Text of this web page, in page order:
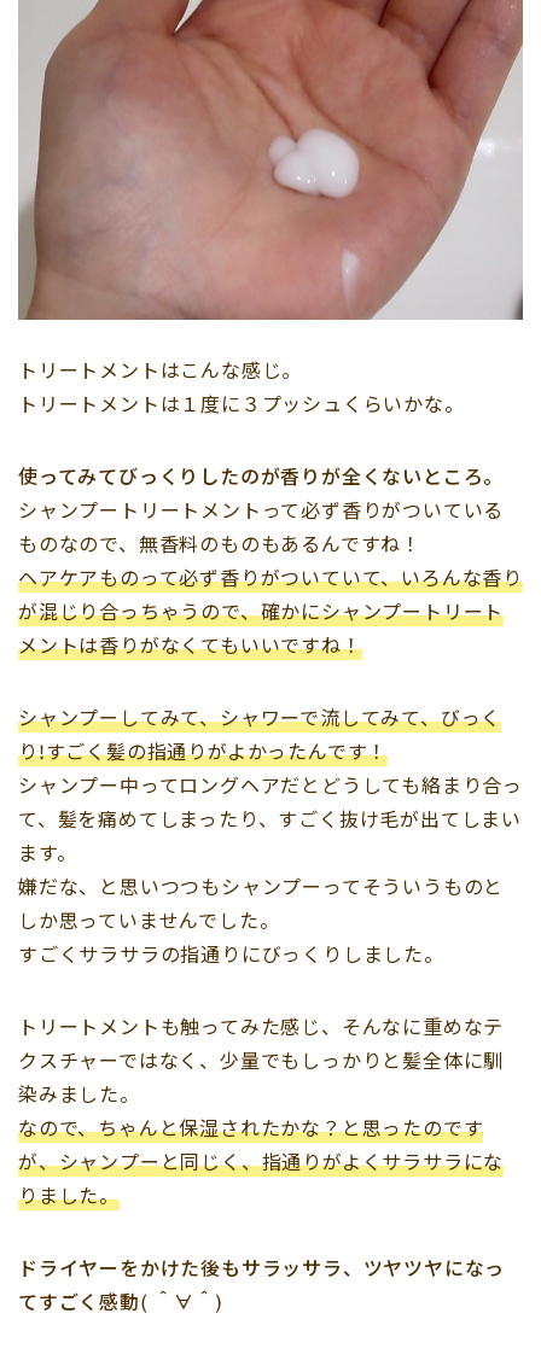
トリートメントはこんな感じ。
トリートメントは１度に３プッシュくらいかな。
使ってみてびっくりしたのが香りが全くないところ。
シャンプートリートメントって必ず香りがついている
ものなので、無香料のものもあるんですね！
ヘアケアものって必ず香りがついていて、いろんな香り
が混じり合っちゃうので、確かにシャンプートリート
メントは香りがなくてもいいですね！
シャンプーしてみて、シャワーで流してみて、びっく
り!すごく髪の指通りがよかったんです！
シャンプー中ってロングヘアだとどうしても絡まり合っ
て、髪を痛めてしまったり、すごく抜け毛が出てしまい
ます。
嫌だな、と思いつつもシャンプーってそういうものと
しか思っていませんでした。
すごくサラサラの指通りにびっくりしました。
トリートメントも触ってみた感じ、そんなに重めなテ
クスチャーではなく、少量でもしっかりと髪全体に馴
染みました。
なので、ちゃんと保湿されたかな？と思ったのです
が、シャンプーと同じく、指通りがよくサラサラにな
りました。
ドライヤーをかけた後もサラッサラ、ツヤツヤになっ
てすごく感動( ＾∀＾)